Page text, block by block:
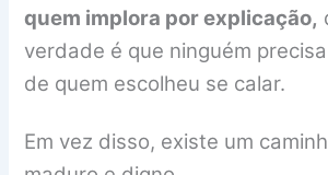
quem implora por explicação,
verdade é que ninguém
de quem escolheu se calar.
Em vez disso, existe um